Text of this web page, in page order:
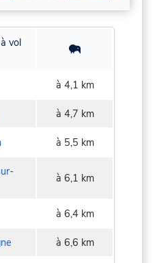
vol
à 4,1 km
à 4,7 km
à 5,5 km
à 6,1 km
à 6,4 km
à 6,6 km